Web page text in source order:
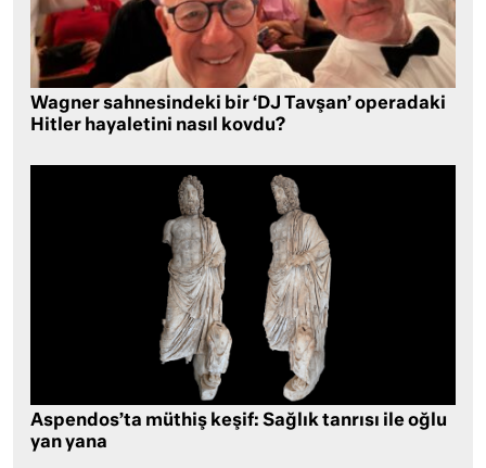
Wagner sahnesindeki bir ‘DJ Tavşan’ operadaki
Hitler hayaletini nasıl kovdu?
Aspendos’ta müthiş keşif: Sağlık tanrısı ile oğlu
yan yana